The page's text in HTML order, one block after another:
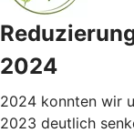
2024
2024 konnten wir
2023 deutlich